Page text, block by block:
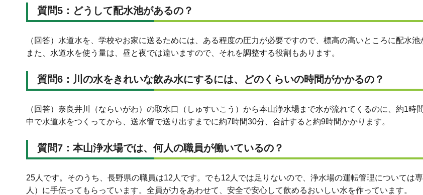
質問5：どうして配水池があるの？
（回答）水道水を、学校やお家に送るためには、ある程度の圧力が必要ですので、標高の高いところに配水池
また、水道水を使う量は、昼と夜では違いますので、それを調整する役割もあります。
質問6：川の水をきれいな飲み水にするには、どのくらいの時間がかかるの？
（回答）奈良井川（ならいがわ）の取水口（しゅすいこう）から本山浄水場まで水が流れてくるのに、約1時
中で水道水をつくってから、送水管で送り出すまでに約7時間30分、合計すると約9時間かかります。
質問7：本山浄水場では、何人の職員が働いているの？
25人です。そのうち、長野県の職員は12人です。でも12人では足りないので、浄水場の運転管理については
人）に手伝ってもらっています。全員が力をあわせて、安全で安心して飲めるおいしい水を作っています。